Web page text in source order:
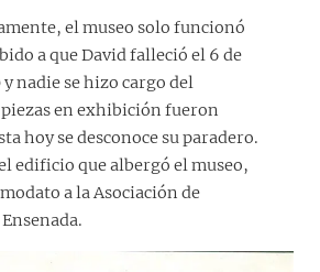
el museo solo funcionó
a que David falleció el 6 de
y nadie se hizo cargo del
en exhibición fueron
hoy se desconoce su paradero.
edificio que albergó el museo,
a la Asociación de